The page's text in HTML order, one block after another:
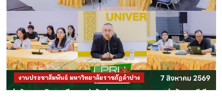
งานประชาสัมพันธ์ มหาวิทยาลัยราชภัฏลำปาง